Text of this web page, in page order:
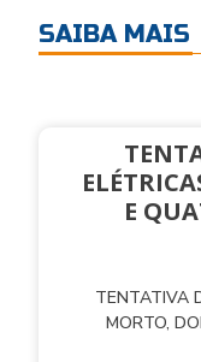
SAIBA MAIS
E
TENTATIVA
MORTO,